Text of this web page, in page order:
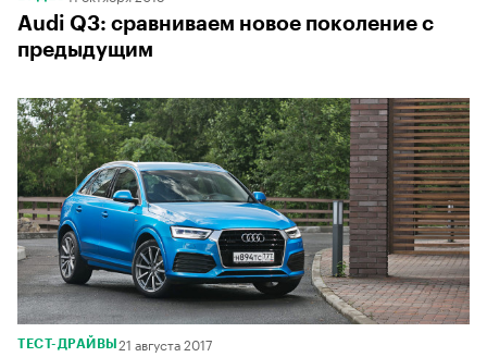
Audi Q3: сравниваем новое поколение с
предыдущим
ТЕСТ-ДРАЙВЫ 21 августа 2017